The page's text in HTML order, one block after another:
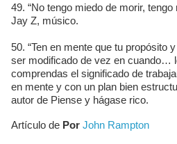
49. “No tengo miedo de morir, tengo
Jay Z, músico.
50. “Ten en mente que tu propósito
ser modificado de vez en cuando…
comprendas el significado de
en mente y con un plan bien
autor de Piense y hágase rico.
Artículo de Por John Rampton